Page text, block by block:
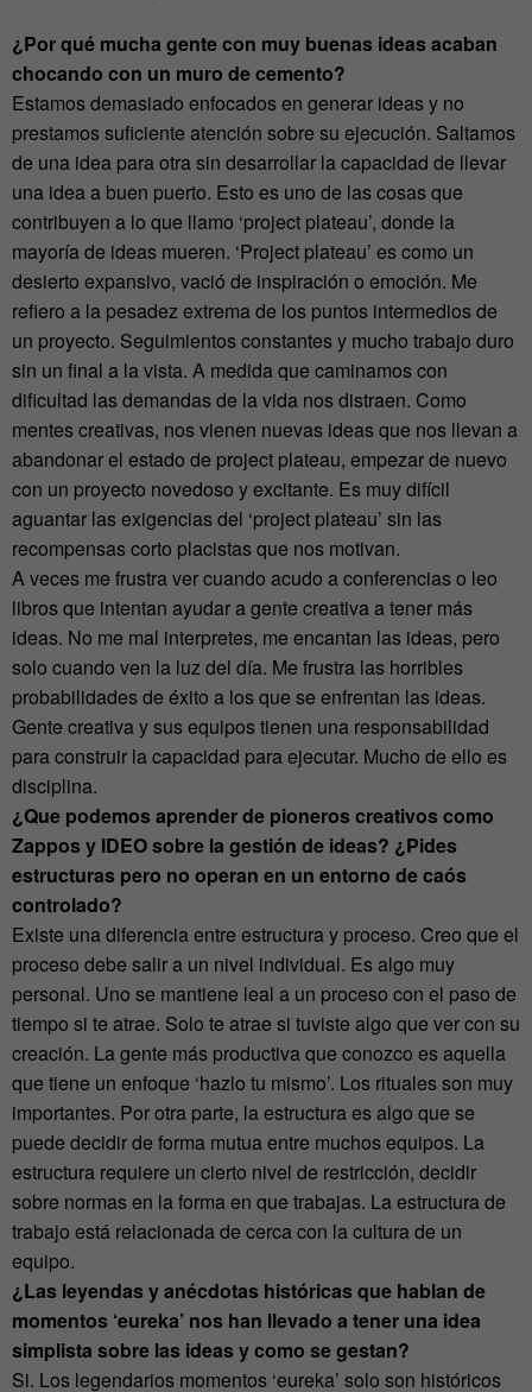
¿Por qué mucha gente con muy buenas ideas acaban
chocando con un muro de cemento?
Estamos demasiado enfocados en generar ideas y no
prestamos suficiente atención sobre su ejecución. Saltamos
de una idea para otra sin desarrollar la capacidad de llevar
una idea a buen puerto. Esto es uno de las cosas que
contribuyen a lo que llamo ‘project plateau’, donde la
mayoría de ideas mueren. ‘Project plateau’ es como un
desierto expansivo, vació de inspiración o emoción. Me
refiero a la pesadez extrema de los puntos intermedios de
un proyecto. Seguimientos constantes y mucho trabajo duro
sin un final a la vista. A medida que caminamos con
dificultad las demandas de la vida nos distraen. Como
mentes creativas, nos vienen nuevas ideas que nos llevan a
abandonar el estado de project plateau, empezar de nuevo
con un proyecto novedoso y excitante. Es muy difícil
aguantar las exigencias del ‘project plateau’ sin las
recompensas corto placistas que nos motivan.
A veces me frustra ver cuando acudo a conferencias o leo
libros que intentan ayudar a gente creativa a tener más
ideas. No me mal interpretes, me encantan las ideas, pero
solo cuando ven la luz del día. Me frustra las horribles
probabilidades de éxito a los que se enfrentan las ideas.
Gente creativa y sus equipos tienen una responsabilidad
para construir la capacidad para ejecutar. Mucho de ello es
disciplina.
¿Que podemos aprender de pioneros creativos como
Zappos y IDEO sobre la gestión de ideas? ¿Pides
estructuras pero no operan en un entorno de caós
controlado?
Existe una diferencia entre estructura y proceso. Creo que el
proceso debe salir a un nivel individual. Es algo muy
personal. Uno se mantiene leal a un proceso con el paso de
tiempo si te atrae. Solo te atrae si tuviste algo que ver con su
creación. La gente más productiva que conozco es aquella
que tiene un enfoque ‘hazlo tu mismo’. Los rituales son muy
importantes. Por otra parte, la estructura es algo que se
puede decidir de forma mutua entre muchos equipos. La
estructura requiere un cierto nivel de restricción, decidir
sobre normas en la forma en que trabajas. La estructura de
trabajo está relacionada de cerca con la cultura de un
equipo.
¿Las leyendas y anécdotas históricas que hablan de
momentos ‘eureka’ nos han llevado a tener una idea
simplista sobre las ideas y como se gestan?
Si. Los legendarios momentos ‘eureka’ solo son históricos